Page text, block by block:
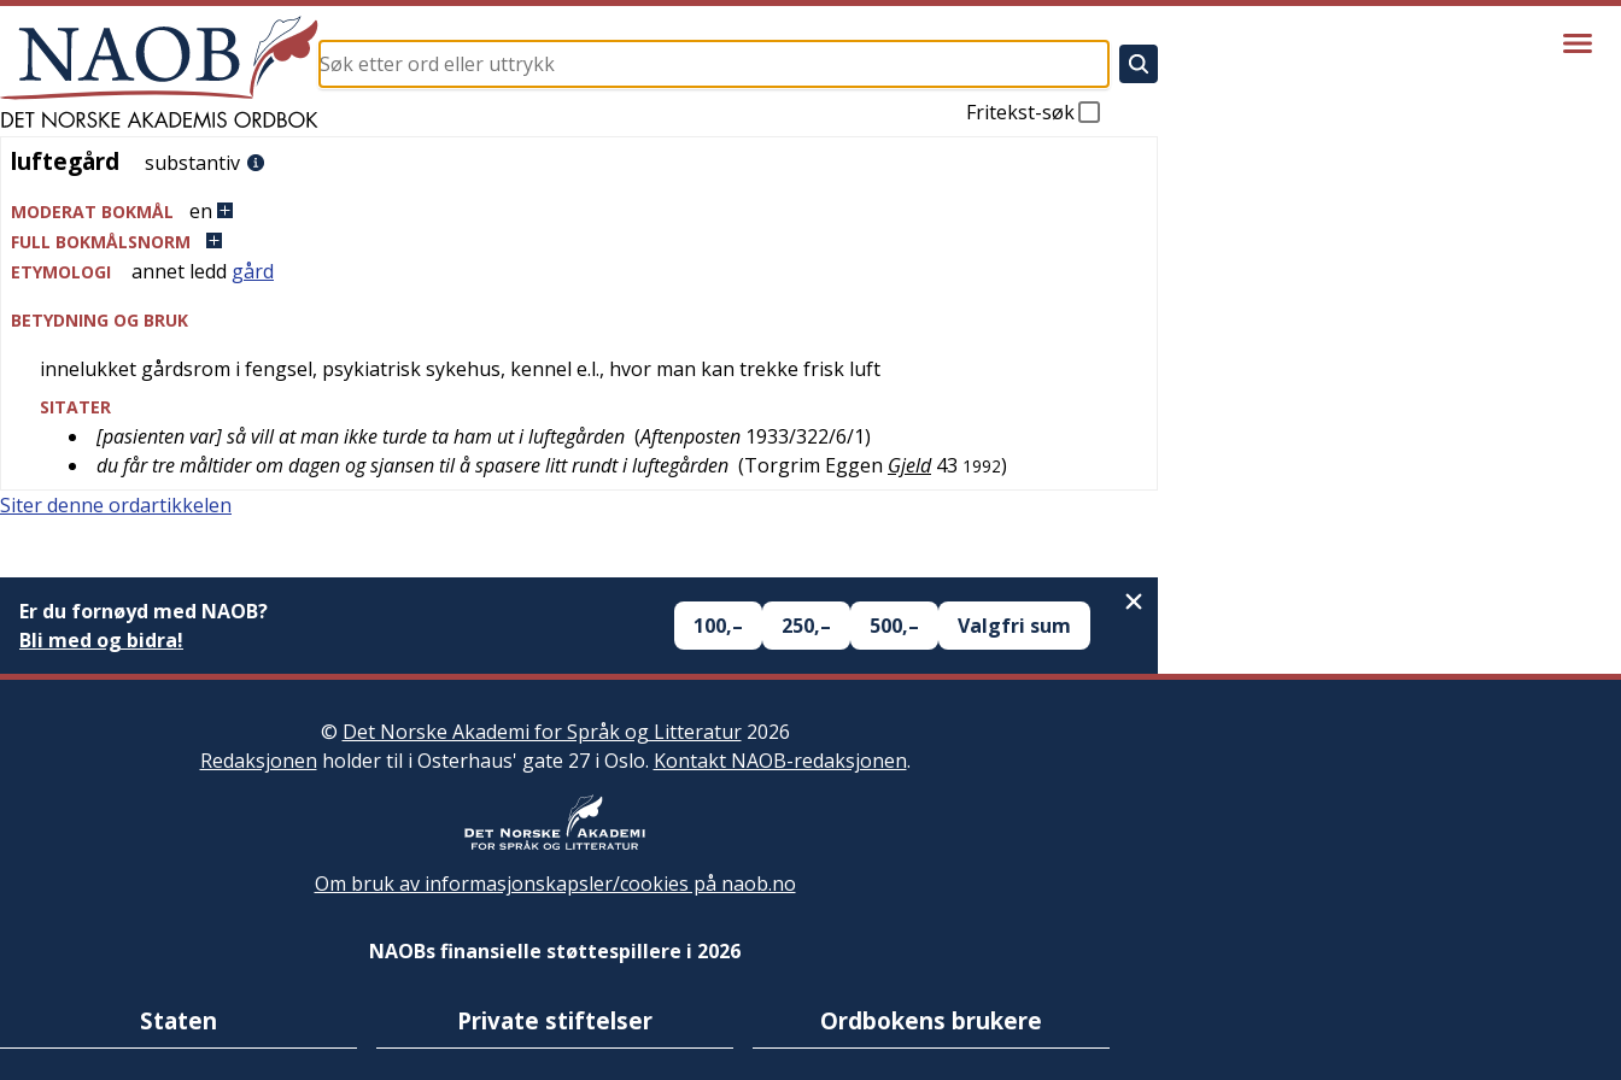
Fritekst-søk
luftegård
luftegård substantiv
MODERAT BOKMÅL en
FULL BOKMÅLSNORM
ETYMOLOGI
annet ledd gård
BETYDNING OG BRUK
innelukket gårdsrom i fengsel, psykiatrisk sykehus, kennel e.l., hvor man kan trekke frisk luft
SITATER
[pasienten var] så vill at man ikke turde ta ham ut i luftegården (Aftenposten 1933/322/6/1)
du får tre måltider om dagen og sjansen til å spasere litt rundt i luftegården (Torgrim Eggen Gjeld 43 1992)
Siter denne ordartikkelen
Er du fornøyd med NAOB?
Bli med og bidra!
100,– 250,– 500,– Valgfri sum
© Det Norske Akademi for Språk og Litteratur2026
Redaksjonen holder til i Osterhaus' gate 27 i Oslo. Kontakt NAOB-redaksjonen.
Om bruk av informasjonskapsler/cookies på naob.no
NAOBs finansielle støttespillere i 2026
Staten Private stiftelser Ordbokens brukere